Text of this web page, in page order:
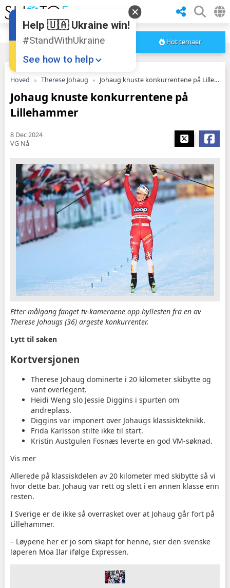
Hot temaer
Hoved Therese Johaug Johaug knuste konkurrentene på Lillehammer
Johaug knuste konkurrentene på
Lillehammer
8 Dec 2024
VG Nå
Etter målgang fanget tv-kameraene opp hyllesten fra en av
Therese Johaugs (36) argeste konkurrenter.
Lytt til saken
Kortversjonen
Therese Johaug dominerte i 20 kilometer skibytte og
vant overlegent.
Heidi Weng slo Jessie Diggins i spurten om
andreplass.
Diggins var imponert over Johaugs klassiskteknikk.
Frida Karlsson stilte ikke til start.
Kristin Austgulen Fosnæs leverte en god VM-søknad.
Vis mer
Allerede på klassiskdelen av 20 kilometer med skibytte så vi
hvor dette bar. Johaug var rett og slett i en annen klasse enn
resten.
I Sverige er de ikke så overrasket over at Johaug går fort på
Lillehammer.
– Løypene her er jo som skapt for henne, sier den svenske
løperen Moa Ilar ifølge Expressen.
Help 🇺🇦 Ukraine win!
#StandWithUkraine
See how to help
Support Ukraine
❤
Share this widget
📌